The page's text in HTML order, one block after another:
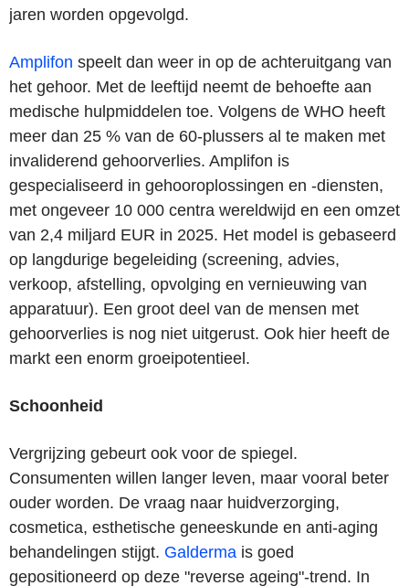
jaren worden opgevolgd.
Amplifon speelt dan weer in op de achteruitgang van
het gehoor. Met de leeftijd neemt de behoefte aan
medische hulpmiddelen toe. Volgens de WHO heeft
meer dan 25 % van de 60-plussers al te maken met
invaliderend gehoorverlies. Amplifon is
gespecialiseerd in gehooroplossingen en -diensten,
met ongeveer 10 000 centra wereldwijd en een omzet
van 2,4 miljard EUR in 2025. Het model is gebaseerd
op langdurige begeleiding (screening, advies,
verkoop, afstelling, opvolging en vernieuwing van
apparatuur). Een groot deel van de mensen met
gehoorverlies is nog niet uitgerust. Ook hier heeft de
markt een enorm groeipotentieel.
Schoonheid
Vergrijzing gebeurt ook voor de spiegel.
Consumenten willen langer leven, maar vooral beter
ouder worden. De vraag naar huidverzorging,
cosmetica, esthetische geneeskunde en anti-aging
behandelingen stijgt. Galderma is goed
gepositioneerd op deze "reverse ageing"-trend. In